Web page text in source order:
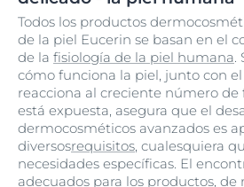
Todos los productos
de la piel Eucerin se basan en el
de la fisiología de la piel humana.
cómo funciona la piel, junto con
reacciona al creciente número de
está expuesta, asegura que el
dermocosméticos avanzados es
diversosrequisitos, cualesquiera
necesidades específicas. El
adecuados para los productos,